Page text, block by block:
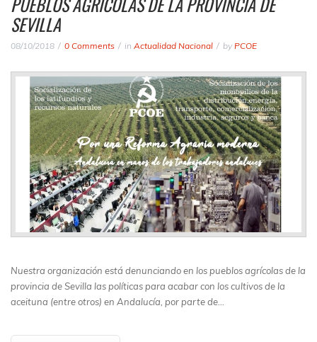
SEVILLA
08/10/2018 0 Comments in Actualidad Nacional by PCOE
Nuestra organización está denunciando en los pueblos agrícolas de la
provincia de Sevilla las políticas para acabar con los cultivos de la
aceituna (entre otros) en Andalucía, por parte de…